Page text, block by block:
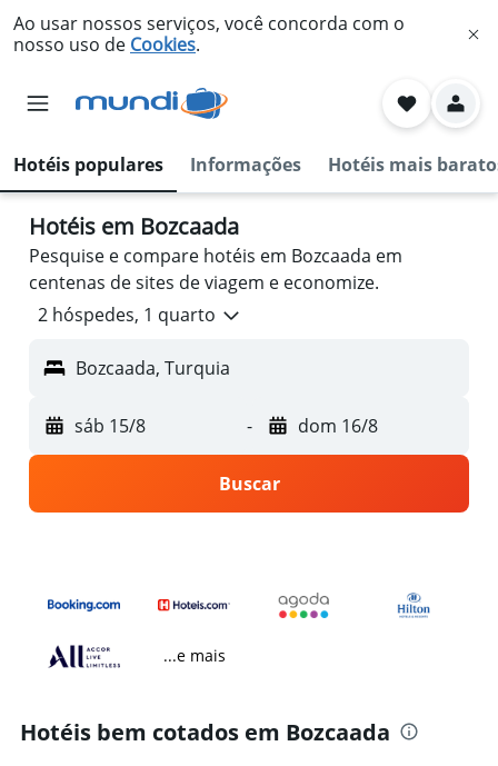
Ao usar nossos serviços, você concorda com o
nosso uso de Cookies.
Hotéis populares Informações Hotéis mais
Hotéis em Bozcaada
Pesquise e compare hotéis em Bozcaada em
centenas de sites de viagem e economize.
2 hóspedes, 1 quarto
Bozcaada, Turquia
sáb 15/8 - dom 16/8
Buscar
...e mais
Hotéis bem cotados em Bozcaada